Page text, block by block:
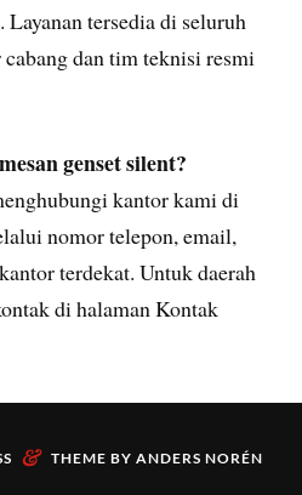
tersedia di seluruh
dan tim teknisi resmi
genset silent?
kantor kami di
nomor telepon, email,
terdekat. Untuk daerah
di halaman Kontak
& THEME BY ANDERS NORÉN